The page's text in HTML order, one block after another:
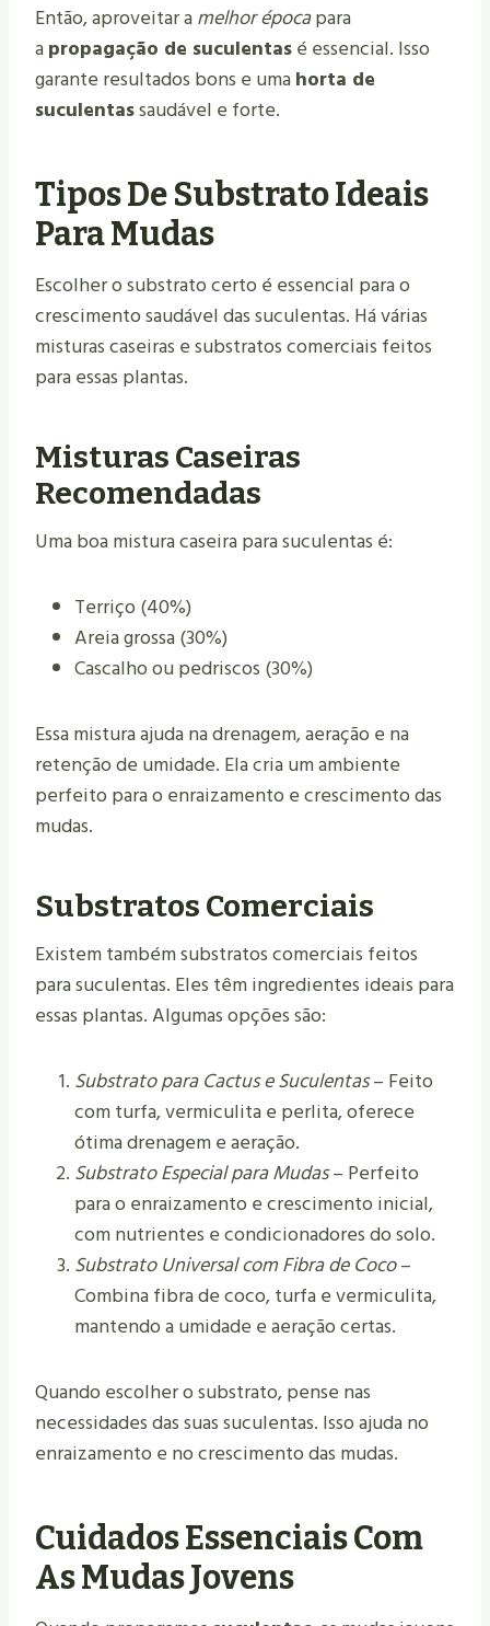
Então, aproveitar amelhor épocapara
apropagação de suculentasé essencial. Isso
garante resultados bons e umahorta de
suculentassaudável e forte.
Tipos De Substrato Ideais
Para Mudas
Escolher o substrato certo é essencial para o
crescimento saudável das suculentas. Há várias
misturas caseiras e substratos comerciais feitos
para essas plantas.
Misturas Caseiras
Recomendadas
Uma boa mistura caseira para suculentas é:
Terriço (40%)
Areia grossa (30%)
Cascalho ou pedriscos (30%)
Essa mistura ajuda na drenagem, aeração e na
retenção de umidade. Ela cria um ambiente
perfeito para o enraizamento e crescimento das
mudas.
Substratos Comerciais
Existem também substratos comerciais feitos
para suculentas. Eles têm ingredientes ideais para
essas plantas. Algumas opções são:
Substrato para Cactus e Suculentas– Feito
com turfa, vermiculita e perlita, oferece
ótima drenagem e aeração.
Substrato Especial para Mudas– Perfeito
para o enraizamento e crescimento inicial,
com nutrientes e condicionadores do solo.
Substrato Universal com Fibra de Coco–
Combina fibra de coco, turfa e vermiculita,
mantendo a umidade e aeração certas.
Quando escolher o substrato, pense nas
necessidades das suas suculentas. Isso ajuda no
enraizamento e no crescimento das mudas.
Cuidados Essenciais Com
As Mudas Jovens